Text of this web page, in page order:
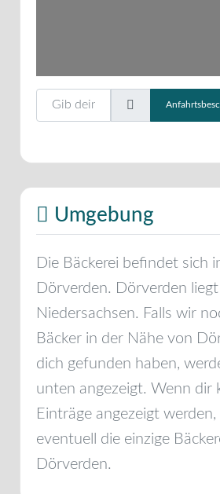
Gib deinen Standort ein.
Umgebung
Die Bäckerei befindet sich
Dörverden. Dörverden
Niedersachsen. Falls wir
Bäcker in der Nähe von
dich gefunden haben,
unten angezeigt. Wenn dir
Einträge angezeigt werden,
eventuell die einzige
Dörverden.